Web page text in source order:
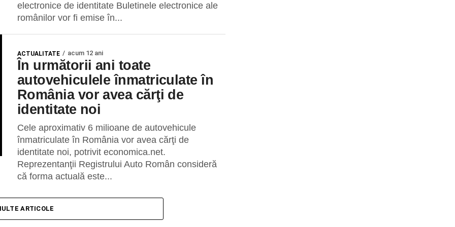
electronice de identitate Buletinele electronice ale
românilor vor fi emise în...
ACTUALITATE acum 12 ani
În următorii ani toate
autovehiculele înmatriculate în
România vor avea cărţi de
identitate noi
Cele aproximativ 6 milioane de autovehicule
înmatriculate în România vor avea cărţi de
identitate noi, potrivit economica.net.
Reprezentanţii Registrului Auto Român consideră
că forma actuală este...
ARTICOLE